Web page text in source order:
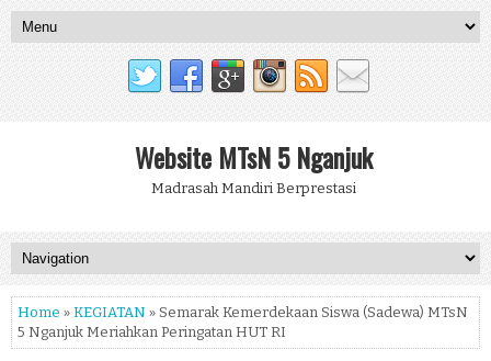
Website MTsN 5 Nganjuk
Madrasah Mandiri Berprestasi
Home » KEGIATAN » Semarak Kemerdekaan Siswa (Sadewa) MTsN
5 Nganjuk Meriahkan Peringatan HUT RI